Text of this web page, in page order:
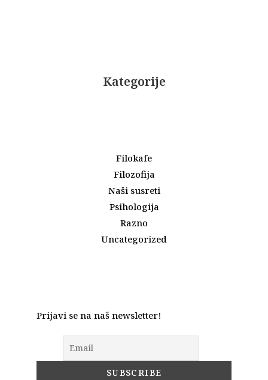
Kategorije
Filokafe
Filozofija
Naši susreti
Psihologija
Razno
Uncategorized
Prijavi se na naš newsletter!